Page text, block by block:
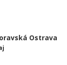
Ostrava